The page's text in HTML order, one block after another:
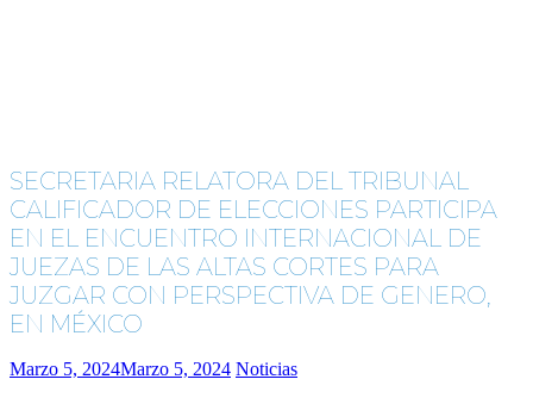
SECRETARIA RELATORA DEL TRIBUNAL
CALIFICADOR DE ELECCIONES PARTICIPA
EN EL ENCUENTRO INTERNACIONAL DE
JUEZAS DE LAS ALTAS CORTES PARA
JUZGAR CON PERSPECTIVA DE GENERO,
EN MÉXICO
Marzo 5, 2024Marzo 5, 2024 Noticias